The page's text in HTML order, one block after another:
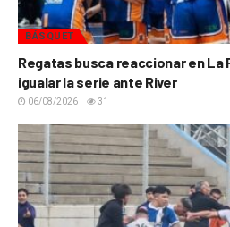
BÁSQUET
Regatas busca reaccionar en La
igualar la serie ante River
06/08/2026 31